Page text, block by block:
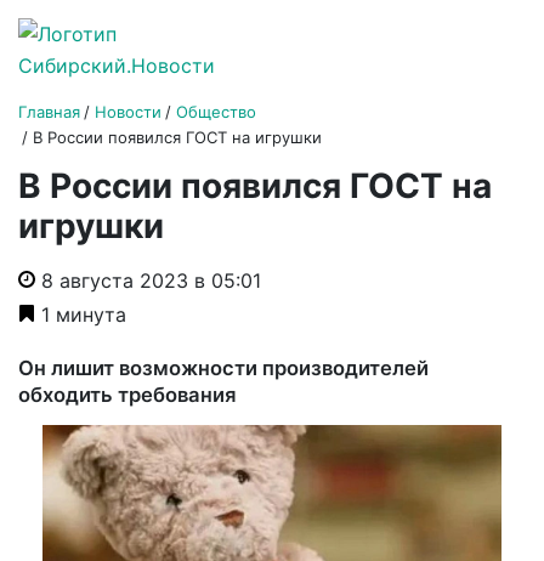
Главная Новости
Общество
В России появился ГОСТ на игрушки
В России появился ГОСТ на
игрушки
8 августа 2023 в 05:01
1 минута
Он лишит возможности производителей
обходить требования